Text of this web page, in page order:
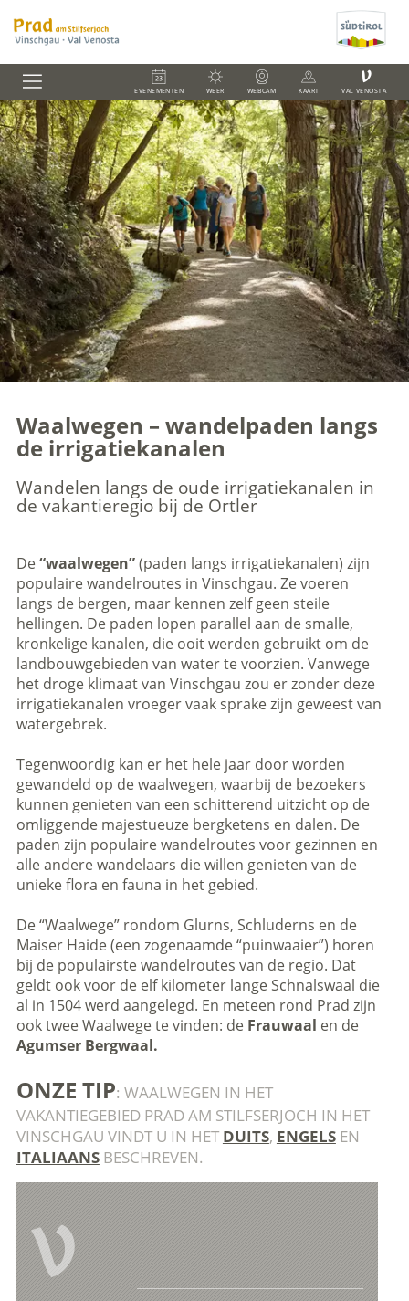
EVENEMENTEN WEER WEBCAM KAART
V
VAL VENOSTA
Waalwegen – wandelpaden langs
de irrigatiekanalen
Wandelen langs de oude irrigatiekanalen in
de vakantieregio bij de Ortler
De“waalwegen”(paden langs irrigatiekanalen) zijn
populaire wandelroutes in Vinschgau. Ze voeren
langs de bergen, maar kennen zelf geen steile
hellingen. De paden lopen parallel aan de smalle,
kronkelige kanalen, die ooit werden gebruikt om de
landbouwgebieden van water te voorzien. Vanwege
het droge klimaat van Vinschgau zou er zonder deze
irrigatiekanalen vroeger vaak sprake zijn geweest van
watergebrek.
Tegenwoordig kan er het hele jaar door worden
gewandeld op de waalwegen, waarbij de bezoekers
kunnen genieten van een schitterend uitzicht op de
omliggende majestueuze bergketens en dalen. De
paden zijn populaire wandelroutes voor gezinnen en
alle andere wandelaars die willen genieten van de
unieke flora en fauna in het gebied.
De “Waalwege” rondom Glurns, Schluderns en de
Maiser Haide (een zogenaamde “puinwaaier”) horen
bij de populairste wandelroutes van de regio. Dat
geldt ook voor de elf kilometer lange Schnalswaal die
al in 1504 werd aangelegd. En meteen rond Prad zijn
ook twee Waalwege te vinden: de Frauwaal en de
Agumser Bergwaal.
ONZE TIP: WAALWEGEN IN HET
VAKANTIEGEBIED PRAD AM STILFSERJOCH IN HET
VINSCHGAU VINDT U IN HETDUITS, ENGELSEN
ITALIAANSBESCHREVEN.
V